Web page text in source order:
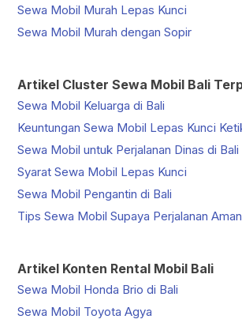
Sewa Mobil Murah Lepas Kunci
Sewa Mobil Murah dengan Sopir
Artikel Cluster Sewa Mobil Bali
Sewa Mobil Keluarga di Bali
Keuntungan Sewa Mobil Lepas Kunci
Sewa Mobil untuk Perjalanan Dinas di Bali
Syarat Sewa Mobil Lepas Kunci
Sewa Mobil Pengantin di Bali
Tips Sewa Mobil Supaya Perjalanan
Artikel Konten Rental Mobil Bali
Sewa Mobil Honda Brio di Bali
Sewa Mobil Toyota Agya